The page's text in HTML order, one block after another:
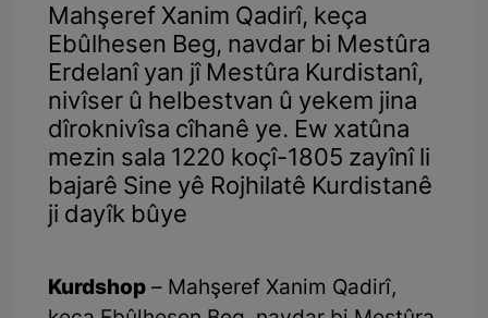
Mahşeref Xanim Qadirî, keça
Ebûlhesen Beg, navdar bi Mestûra
Erdelanî yan jî Mestûra Kurdistanî,
nivîser û helbestvan û yekem jina
dîroknivîsa cîhanê ye. Ew xatûna
mezin sala 1220 koçî-1805 zayînî li
bajarê Sine yê Rojhilatê Kurdistanê
ji dayîk bûye
Kurdshop – Mahşeref Xanim Qadirî,